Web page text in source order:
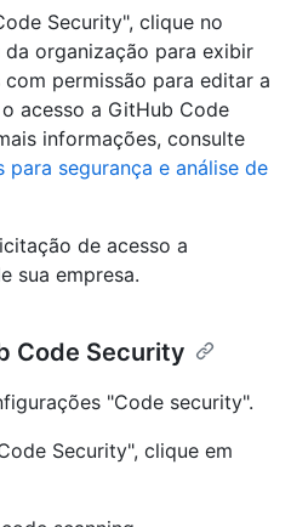
Security", clique no
da organização para exibir
permissão para editar a
acesso a GitHub Code
informações, consulte
segurança e análise de
de acesso a
sua empresa.
Code Security
"Code security".
Security", clique em